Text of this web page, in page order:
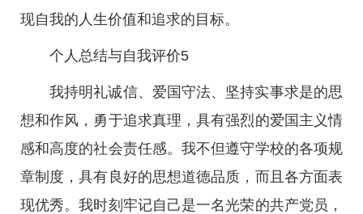
现自我的人生价值和追求的目标。
个人总结与自我评价5
我持明礼诚信、爱国守法、坚持实事求是的思
想和作风，勇于追求真理，具有强烈的爱国主义情
感和高度的社会责任感。我不但遵守学校的各项规
章制度，具有良好的思想道德品质，而且各方面表
现优秀。我时刻牢记自己是一名光荣的共产党员，